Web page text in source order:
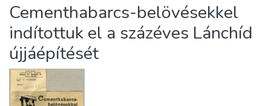
About us
Cementhabarcs-belövésekkel
indítottuk el a százéves Lánchíd
újjáépítését